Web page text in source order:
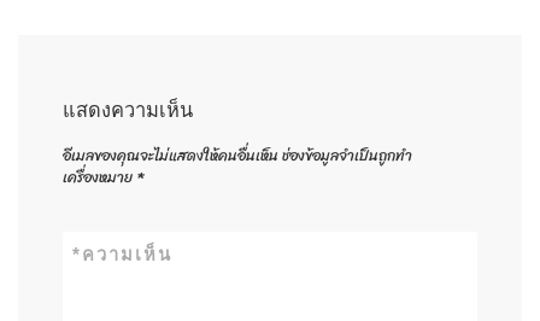
แสดงความเห็น
อีเมลของคุณจะไม่แสดงให้คนอื่นเห็นช่องข้อมูลจำเป็นถูกทำ
เครื่องหมาย*
ความเห็น
*